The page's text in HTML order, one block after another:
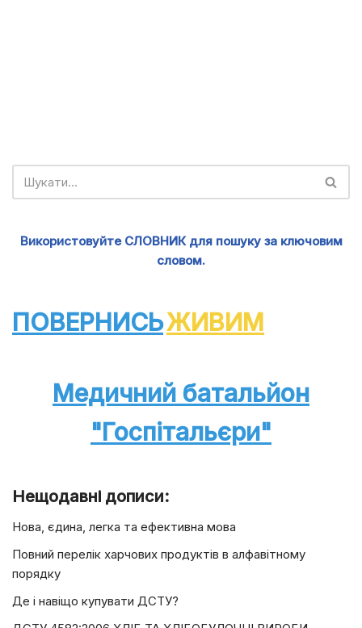
Використовуйте СЛОВНИК для пошуку за ключовим
словом.
ПОВЕРНИСЬЖИВИМ
Медичний батальйон
"Госпітальєри"
Нещодавні дописи:
Нова, єдина, легка та ефективна мова
Повний перелік харчових продуктів в алфавітному
порядку
Де і навіщо купувати ДСТУ?